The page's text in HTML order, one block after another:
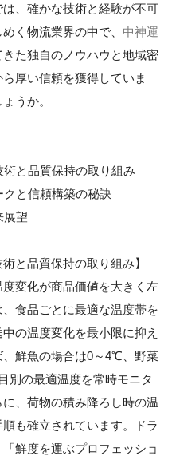
、確かな技術と経験が不可
く物流業界の中で、中神運
た独自のノウハウと地域密
厚い信頼を獲得していま
うか。
と品質保持の取り組み
と信頼構築の秘訣
展望
と品質保持の取り組み】
変化が商品価値を大きく左
食品ごとに最適な温度帯を
の温度変化を最小限に抑え
、鮮魚の場合は0～4℃、野菜
別の最適温度を常時モニタ
、荷物の積み降ろし時の温
も確立されています。ドラ
鮮度を運ぶプロフェッショ